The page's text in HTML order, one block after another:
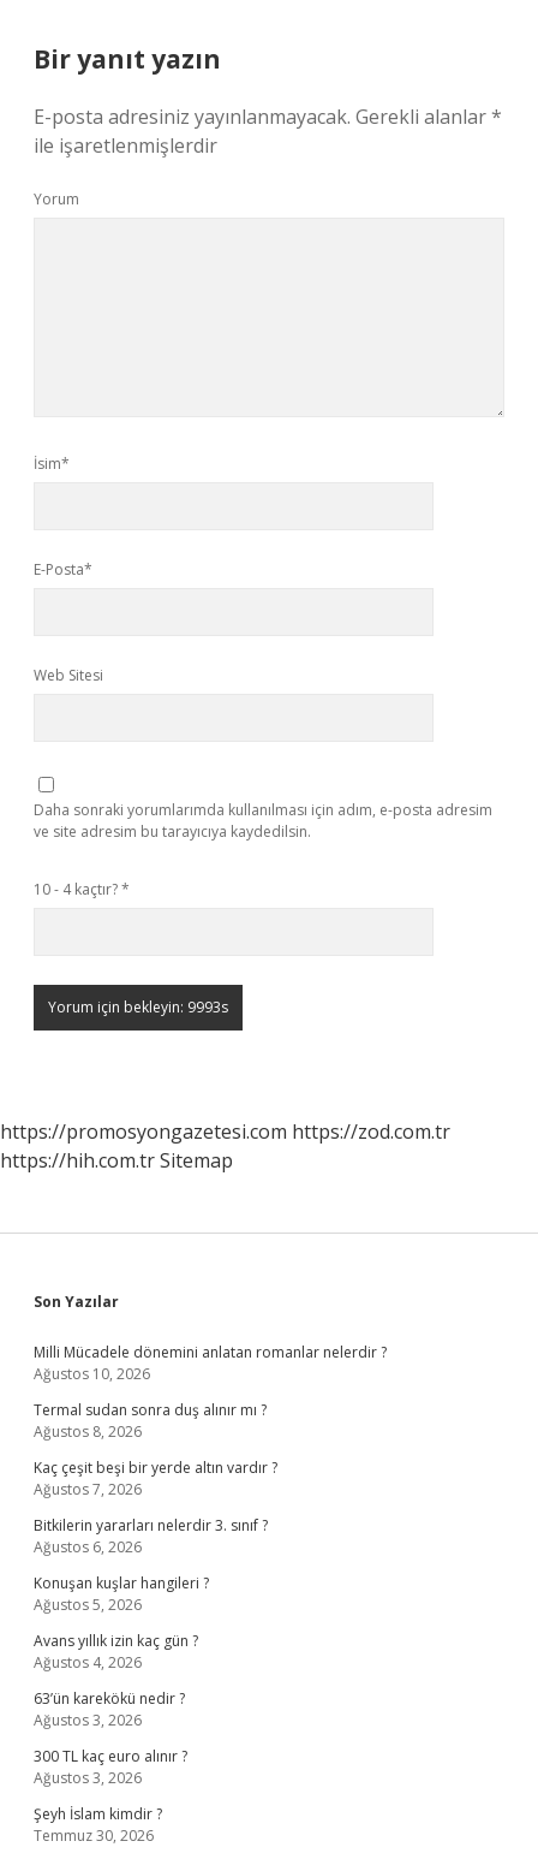
Bir yanıt yazın
E-posta adresiniz yayınlanmayacak. Gerekli alanlar*
ile işaretlenmişlerdir
Yorum
İsim*
E-Posta*
Web Sitesi
Daha sonraki yorumlarımda kullanılması için adım, e-posta adresim
ve site adresim bu tarayıcıya kaydedilsin.
10 - 4 kaçtır?*
https://promosyongazetesi.com https://zod.com.tr
https://hih.com.trSitemap
Sidebar
Son Yazılar
Milli Mücadele dönemini anlatan romanlar nelerdir ?
Ağustos 10, 2026
Termal sudan sonra duş alınır mı ?
Ağustos 8, 2026
Kaç çeşit beşi bir yerde altın vardır ?
Ağustos 7, 2026
Bitkilerin yararları nelerdir 3. sınıf ?
Ağustos 6, 2026
Konuşan kuşlar hangileri ?
Ağustos 5, 2026
Avans yıllık izin kaç gün ?
Ağustos 4, 2026
63’ün karekökü nedir ?
Ağustos 3, 2026
300 TL kaç euro alınır ?
Ağustos 3, 2026
Şeyh İslam kimdir ?
Temmuz 30, 2026